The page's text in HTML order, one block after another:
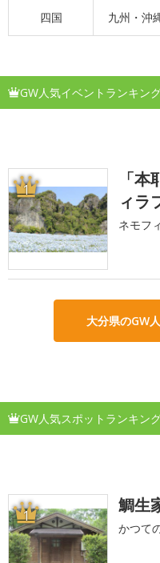
四国 九州・沖
GW人気イベントランキン
1
「
ィラ
ネモフ
大分県のGW
GW人気スポットランキン
1 鯛生
かつて